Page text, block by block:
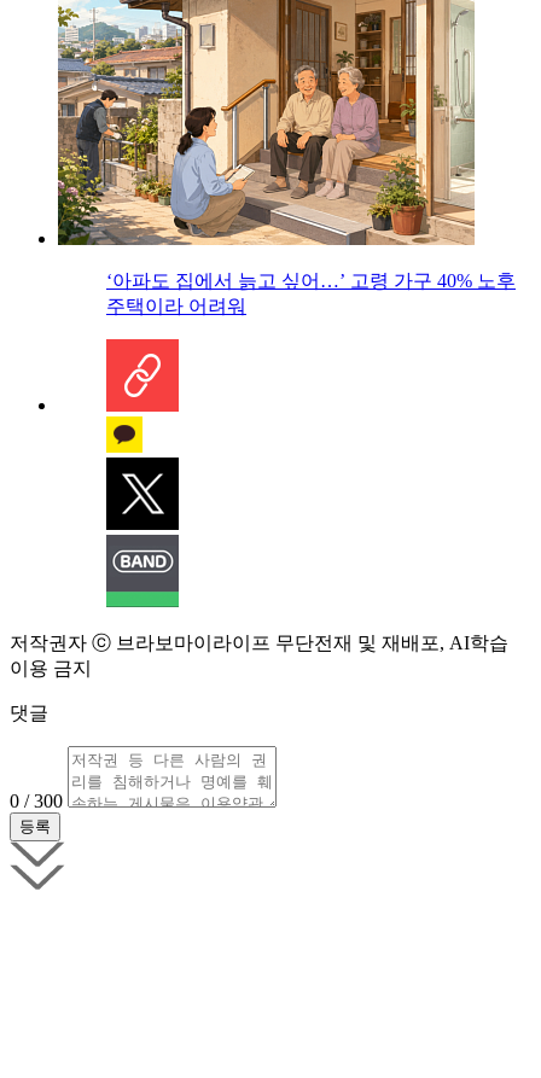
‘아파도 집에서 늙고 싶어…’ 고령 가구 40% 노후
주택이라 어려워
저작권자 ⓒ 브라보마이라이프 무단전재 및 재배포, AI학습
이용 금지
댓글
0 / 300